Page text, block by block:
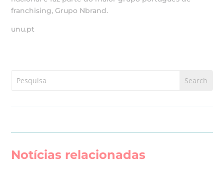
franchising, Grupo Nbrand.
unu.pt
Notícias relacionadas